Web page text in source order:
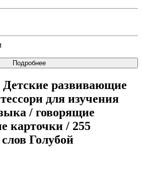
Подробнее
Детские развивающие
для изучения
/ говорящие
карточки / 255
Голубой